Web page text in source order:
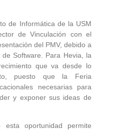
de Informática de la USM
de Vinculación con el
del PMV, debido a
Software. Para Hevia, la
que va desde lo
puesto que la Feria
necesarias para
y exponer sus ideas de
esta oportunidad permite